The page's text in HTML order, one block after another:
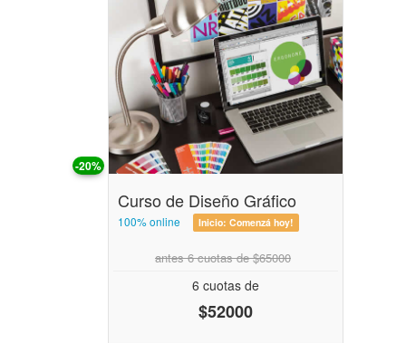
-20%
Curso de Diseño Gráfico
100% online Inicio: Comenzá hoy!
antes 6 cuotas de $65000
6 cuotas de
$52000